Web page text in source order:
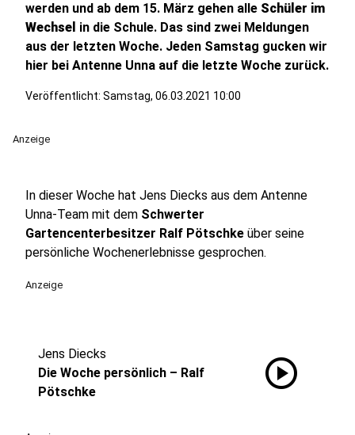
werden und ab dem 15. März gehen alle Schüler im
Wechsel in die Schule. Das sind zwei Meldungen
aus der letzten Woche. Jeden Samstag gucken wir
hier bei Antenne Unna auf die letzte Woche zurück.
Veröffentlicht: Samstag, 06.03.2021 10:00
Anzeige
In dieser Woche hat Jens Diecks aus dem Antenne
Unna-Team mit dem Schwerter
Gartencenterbesitzer Ralf Pötschke über seine
persönliche Wochenerlebnisse gesprochen.
Anzeige
Jens Diecks
Die Woche persönlich – Ralf
Pötschke
play_circle